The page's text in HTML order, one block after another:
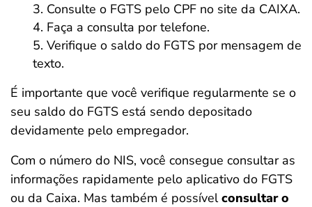
Consulte o FGTS pelo CPF no site da CAIXA.
Faça a consulta por telefone.
Verifique o saldo do FGTS por mensagem de
texto.
É importante que você verifique regularmente se o
seu saldo do FGTS está sendo depositado
devidamente pelo empregador.
Com o número do NIS, você consegue consultar as
informações rapidamente pelo aplicativo do FGTS
ou da Caixa. Mas também é possívelconsultar o